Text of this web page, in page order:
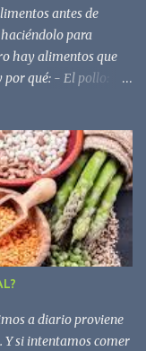
aparecen
antes de
para
hay alimentos que
qué: - El pollo:
que vayamos a
con el calor, es decir,
pasa un poco como
que pueda llevar y
es que la
aún más
haya en la cáscara
y peligrosa es la
lavarlo justo antes
a diario proviene
si intentamos comer